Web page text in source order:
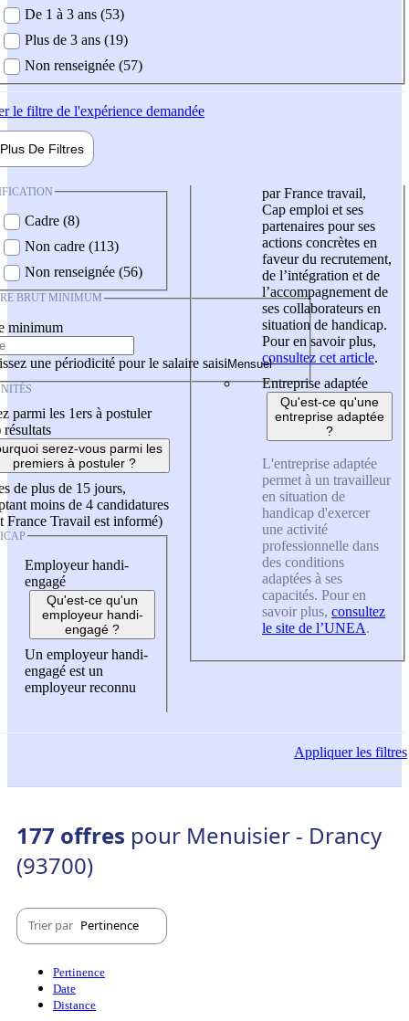
De 1 à 3 ans (53)
Plus de 3 ans (19)
Non renseignée (57)
le filtre de l'expérience demandée
Plus De Filtres
Cadre (8)
Non cadre (113)
Non renseignée (56)
BRUT MINIMUM
minimum
une périodicité pour le salaire saisi
parmi les 1ers à postuler
résultats
serez-vous parmi les
premiers à postuler ?
de plus de 15 jours,
moins de 4 candidatures
France Travail est informé)
Employeur handi-
engagé
Qu'est-ce qu'un
employeur handi-
engagé ?
Un employeur handi-
engagé est un
employeur reconnu
par France travail,
Cap emploi et ses
partenaires pour ses
actions concrètes en
faveur du recrutement,
de l’intégration et de
l’accompagnement de
ses collaborateurs en
situation de handicap.
Pour en savoir plus,
consultez cet article.
Entreprise adaptée
Qu'est-ce qu'une
entreprise adaptée
?
L'entreprise adaptée
permet à un travailleur
en situation de
handicap d'exercer
une activité
professionnelle dans
des conditions
adaptées à ses
capacités. Pour en
savoir plus, consultez
le site de l’UNEA.
Appliquerles filtres
177 offres pour Menuisier - Drancy
(93700)
Trier par Pertinence
Pertinence
Date
Distance